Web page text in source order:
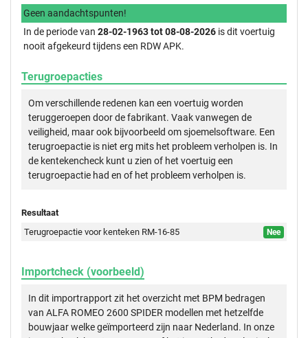
Geen aandachtspunten!
In de periode van 28-02-1963 tot 08-08-2026 is dit voertuig
nooit afgekeurd tijdens een RDW APK.
Terugroepacties
Om verschillende redenen kan een voertuig worden
teruggeroepen door de fabrikant. Vaak vanwegen de
veiligheid, maar ook bijvoorbeeld om sjoemelsoftware. Een
terugroepactie is niet erg mits het probleem verholpen is. In
de kentekencheck kunt u zien of het voertuig een
terugroepactie had en of het probleem verholpen is.
Resultaat
Terugroepactie voor kenteken RM-16-85
Nee
Importcheck (voorbeeld)
In dit importrapport zit het overzicht met BPM bedragen
van ALFA ROMEO 2600 SPIDER modellen met hetzelfde
bouwjaar welke geïmporteerd zijn naar Nederland. In onze